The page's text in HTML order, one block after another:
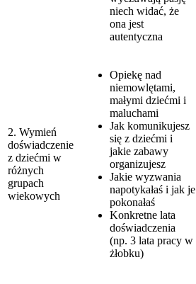
niech widać, że
ona jest
autentyczna
2. Wymień
doświadczenie
z dziećmi w
różnych
grupach
wiekowych
Opiekę nad
niemowlętami,
małymi dziećmi i
maluchami
Jak komunikujesz
się z dziećmi i
jakie zabawy
organizujesz
Jakie wyzwania
napotykałaś i jak je
pokonałaś
Konkretne lata
doświadczenia
(np. 3 lata pracy w
żłobku)